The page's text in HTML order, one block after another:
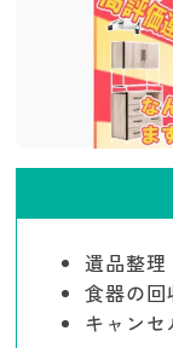
遺品整理
食器の回
キャン